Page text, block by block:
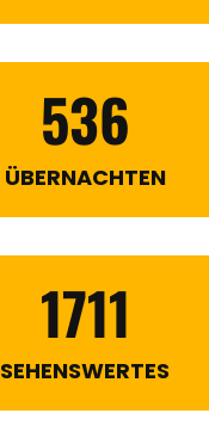
536
ÜBERNACHTEN
1711
SEHENSWERTES